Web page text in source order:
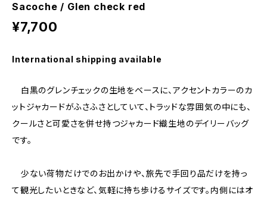
Sacoche / Glen check red
¥7,700
International shipping available
白黒のグレンチェックの生地をベースに、アクセントカラーのカ
ットジャカードがふさふさとしていて、トラッドな雰囲気の中にも、
クールさと可愛さを併せ持つジャカード織生地のデイリーバッグ
です。
少ない荷物だけでのお出かけや、旅先で手回り品だけを持っ
て観光したいときなど、気軽に持ち歩けるサイズです。内側にはオ